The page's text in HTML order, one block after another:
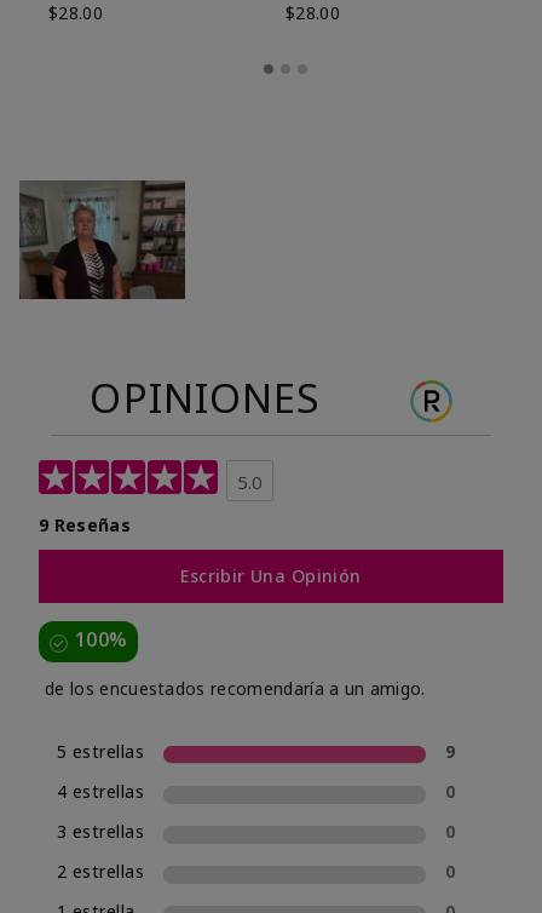
$28.00
$28.00
OPINIONES
5.0
9 Reseñas
Escribir Una Opinión
100%
de los encuestados recomendaría a un amigo.
5 estrellas
9
4 estrellas
0
3 estrellas
0
2 estrellas
0